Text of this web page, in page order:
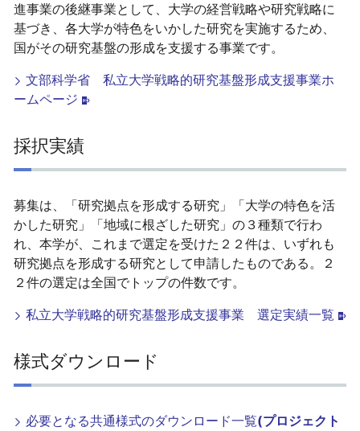
進事業の後継事業として、大学の経営戦略や研究戦略に
基づき、各大学が特色をいかした研究を実施するため、
国がその研究基盤の形成を支援する事業です。
文部科学省 私立大学戦略的研究基盤形成支援事業ホ
ームページ
採択実績
募集は、「研究拠点を形成する研究」「大学の特色を活
かした研究」「地域に根ざした研究」の３種類で行わ
れ、本学が、これまで選定を受けた２２件は、いずれも
研究拠点を形成する研究として申請したものである。２
２件の選定は全国でトップの件数です。
私立大学戦略的研究基盤形成支援事業 選定実績一覧
様式ダウンロード
必要となる共通様式のダウンロード一覧(プロジェクト